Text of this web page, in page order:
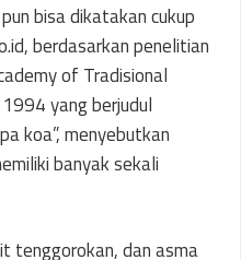
bisa dikatakan cukup
berdasarkan penelitian
of Tradisional
yang berjudul
koa”, menyebutkan
banyak sekali
tenggorokan, dan asma